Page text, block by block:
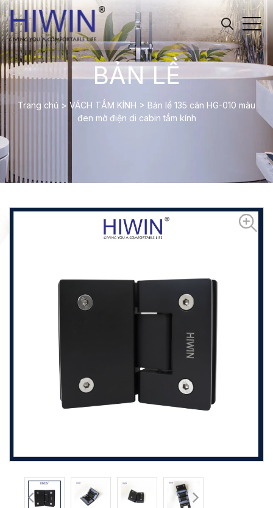
BẢN LỀ
Trang chủ > VÁCH TẮM KÍNH > Bản lề 135 cân HG-010 màu
đen mờ điện di cabin tắm kính